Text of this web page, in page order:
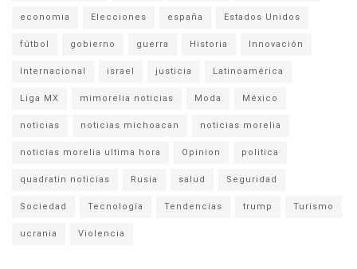
economia Elecciones españa Estados Unidos
fútbol gobierno guerra Historia Innovación
Internacional israel justicia Latinoamérica
Liga MX mimorelia noticias Moda México
noticias noticias michoacan noticias morelia
noticias morelia ultima hora Opinion politica
quadratin noticias Rusia salud Seguridad
Sociedad Tecnología Tendencias trump Turismo
ucrania Violencia